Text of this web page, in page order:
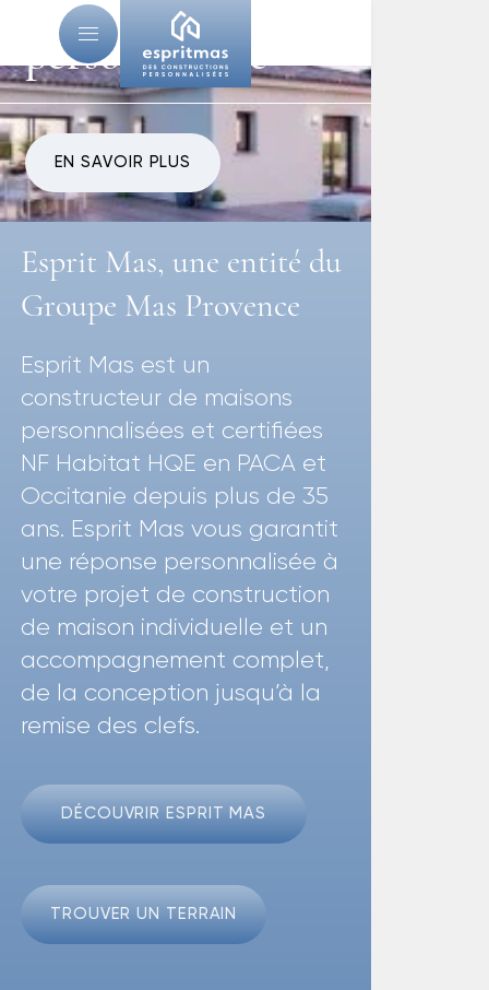
Une maison
personnalisée
EN SAVOIR PLUS
Esprit Mas, une entité du
Groupe Mas Provence
Esprit Mas est un
constructeur de maisons
personnalisées et certifiées
NF Habitat HQE en PACA et
Occitanie depuis plus de 35
ans. Esprit Mas vous garantit
une réponse personnalisée à
votre projet de construction
de maison individuelle et un
accompagnement complet,
de la conception jusqu’à la
remise des clefs.
DÉCOUVRIR ESPRIT MAS
TROUVER UN TERRAIN